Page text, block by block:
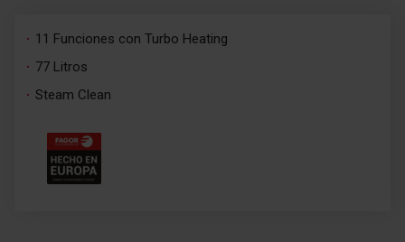
11 Funciones con Turbo Heating
77 Litros
Steam Clean